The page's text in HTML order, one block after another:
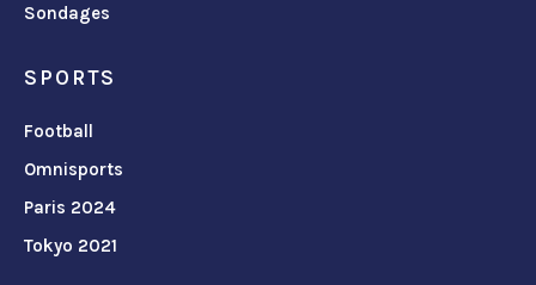
Sondages
SPORTS
Football
Omnisports
Paris 2024
Tokyo 2021